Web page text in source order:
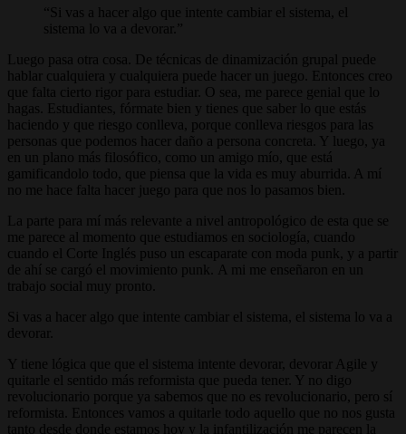
Si vas a hacer algo que intente cambiar el sistema, el
sistema lo va a devorar.
Luego pasa otra cosa. De técnicas de dinamización grupal puede
hablar cualquiera y cualquiera puede hacer un juego. Entonces creo
que falta cierto rigor para estudiar. O sea, me parece genial que lo
hagas. Estudiantes, fórmate bien y tienes que saber lo que estás
haciendo y que riesgo conlleva, porque conlleva riesgos para las
personas que podemos hacer daño a persona concreta. Y luego, ya
en un plano más filosófico, como un amigo mío, que está
gamificandolo todo, que piensa que la vida es muy aburrida. A mí
no me hace falta hacer juego para que nos lo pasamos bien.
La parte para mí más relevante a nivel antropológico de esta que se
me parece al momento que estudiamos en sociología, cuando
cuando el Corte Inglés puso un escaparate con moda punk, y a partir
de ahí se cargó el movimiento punk. A mi me enseñaron en un
trabajo social muy pronto.
Si vas a hacer algo que intente cambiar el sistema, el sistema lo va a
devorar.
Y tiene lógica que que el sistema intente devorar, devorar Agile y
quitarle el sentido más reformista que pueda tener. Y no digo
revolucionario porque ya sabemos que no es revolucionario, pero sí
reformista. Entonces vamos a quitarle todo aquello que no nos gusta
tanto desde donde estamos hoy y la infantilización me parecen la